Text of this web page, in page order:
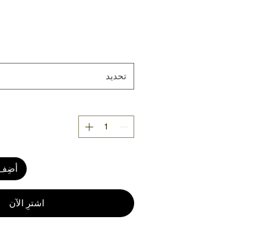
تحديد
أضِف
اشترِ الآن